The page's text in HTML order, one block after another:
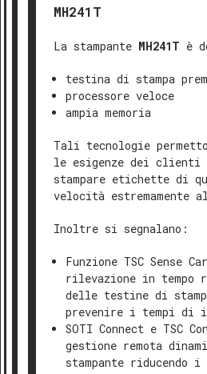
MH241T
La stampante MH241T è
testina di stampa
processore veloce
ampia memoria
Tali tecnologie
le esigenze dei clienti
stampare etichette di
velocità estremamente
Inoltre si segnalano:
Funzione TSC Sense
rilevazione in tempo
delle testine di
prevenire i tempi di
SOTI Connect e TSC
gestione remota
stampante riducendo
GRAZIE PER AVERCI
Gentile cliente,
abbiamo ricevuto il tuo
il nostro team ti
presto, solitamente